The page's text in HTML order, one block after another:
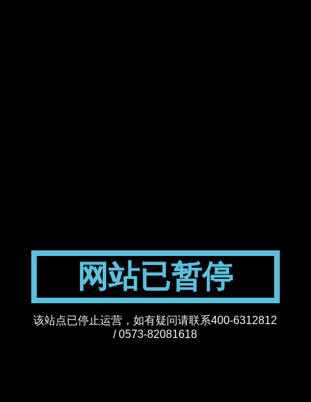
网站已暂停
该站点已停止运营，如有疑问请联系400-6312812
/ 0573-82081618